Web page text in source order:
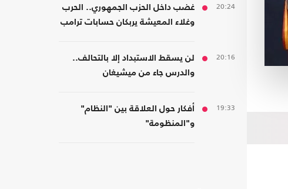
20:24
غضب داخل الحزب الجمهوري.. الحرب
وغلاء المعيشة يربكان حسابات ترامب
20:16
لن يسقط الاستبداد إلا بالتحالف..
والدرس جاء من ميشيغان
19:33
أفكار حول العلاقة بين "النظام"
و"المنظومة"